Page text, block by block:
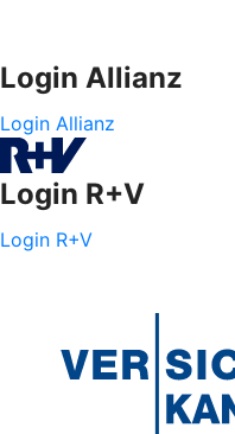
Login Allianz
Login Allianz
Login R+V
Login R+V